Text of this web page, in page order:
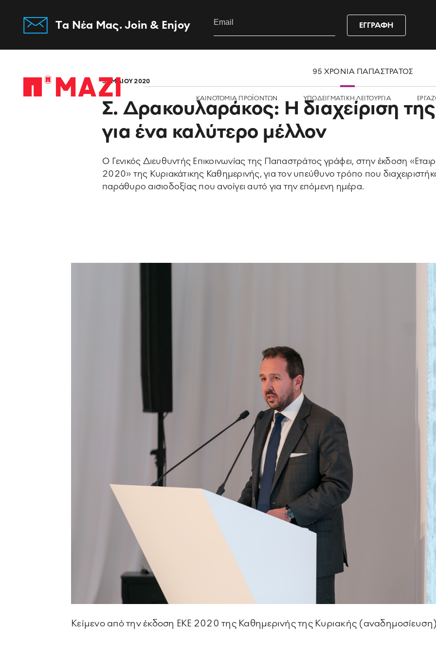
Tα Νέα Μας. Join & Enjoy ΕΓΓΡΑΦΗ
Home
95 ΧΡΟΝΙΑ ΠΑΠΑΣΤΡΑΤΟΣ
ΚΑΙΝΟΤΟΜΙΑ ΠΡΟΪΟΝΤΩΝ ΥΠΟΔΕΙΓΜΑΤΙΚΗ ΛΕΙΤΟΥΡΓΙΑ
31 ΜΑΙΟΥ 2020
Σ. Δρακουλαράκος: Η διαχείριση
για ένα καλύτερο μέλλον
O Γενικός Διευθυντής Επικοινωνίας της Παπαστράτος γράφει, στην έκδοση
2020» της Κυριακάτικης Καθημερινής, για τον υπεύθυνο τρόπο που
παράθυρο αισιοδοξίας που ανοίγει αυτό για την επόμενη ημέρα.
Κείμενο από την έκδοση ΕΚΕ 2020 της Καθημερινής της Κυριακής